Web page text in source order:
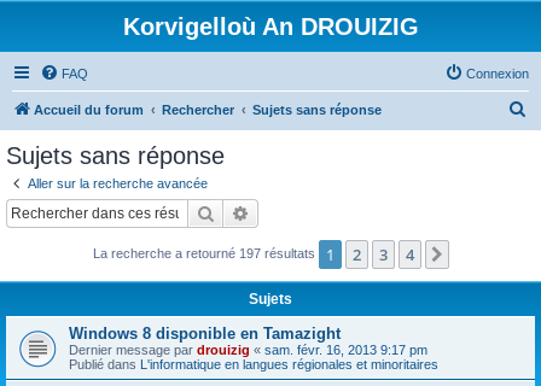
Korvigelloù An DROUIZIG
FAQ Connexion
Accueil du forum Rechercher Sujets sans réponse
c
Sujets sans réponse
Aller sur la recherche avancée
Rechercher
La recherche a retourné 197 résultats 1 2 3 4
Sujets
Windows 8 disponible en Tamazight
Dernier message par drouizig « sam. févr. 16, 2013 9:17 pm
Publié dans L'informatique en langues régionales et minoritaires